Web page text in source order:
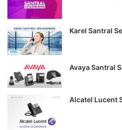
Karel Santral
Avaya Santral
Alcatel Lucent